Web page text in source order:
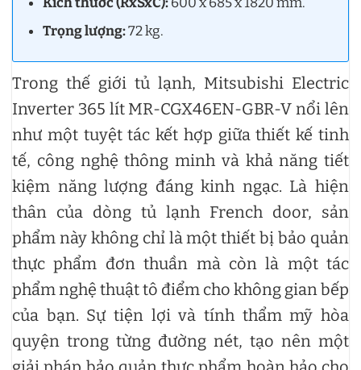
Trọng lượng:72 kg.
Trong thế giới tủ lạnh, Mitsubishi Electric
Inverter 365 lít MR-CGX46EN-GBR-V nổi lên
như một tuyệt tác kết hợp giữa thiết kế tinh
tế, công nghệ thông minh và khả năng tiết
kiệm năng lượng đáng kinh ngạc. Là hiện
thân của dòng tủ lạnh French door, sản
phẩm này không chỉ là một thiết bị bảo quản
thực phẩm đơn thuần mà còn là một tác
phẩm nghệ thuật tô điểm cho không gian bếp
của bạn. Sự tiện lợi và tính thẩm mỹ hòa
quyện trong từng đường nét, tạo nên một